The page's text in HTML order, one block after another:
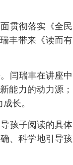
贯彻落实《全民
丰带来《读而有
闫瑞丰在讲座中
能力的动力源；
长。
孩子阅读的具体
、科学地引导孩